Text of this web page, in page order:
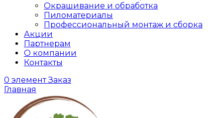
Окрашивание и обработка
Пиломатериалы
Профессиональный монтаж и сборка
Акции
Партнерам
О компании
Контакты
0 элемент Заказ
Главная